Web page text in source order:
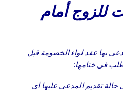
3 طلبات للزوج أمام
بها عقد لواء الخصومة قبل
فى ختامها:
تقديم المدعى عليها أى